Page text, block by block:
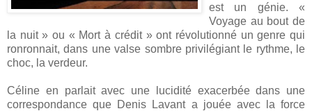
est un génie. «
Voyage au bout de
la nuit » ou « Mort à crédit » ont révolutionné un genre qui
ronronnait, dans une valse sombre privilégiant le rythme, le
choc, la verdeur.
Céline en parlait avec une lucidité exacerbée dans une
correspondance que Denis Lavant a jouée avec la force